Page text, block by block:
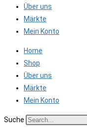
Über uns
Märkte
Mein Konto
Home
Shop
Über uns
Märkte
Mein Konto
Suche